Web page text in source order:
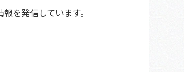
を発信しています。